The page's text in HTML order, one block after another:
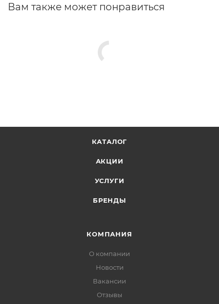
Вам также может понравиться
КАТАЛОГ
АКЦИИ
УСЛУГИ
БРЕНДЫ
КОМПАНИЯ
О компании
Новости
Вакансии
Отзывы